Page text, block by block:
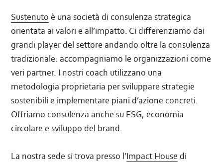
Sustenuto è una società di consulenza strategica
orientata ai valori e all’impatto. Ci differenziamo dai
grandi player del settore andando oltre la consulenza
tradizionale: accompagniamo le organizzazioni come
veri partner. I nostri coach utilizzano una
metodologia proprietaria per sviluppare strategie
sostenibili e implementare piani d’azione concreti.
Offriamo consulenza anche su ESG, economia
circolare e sviluppo del brand.
La nostra sede si trova presso l’Impact House di